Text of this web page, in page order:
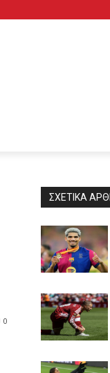
0
ΣΧΕΤΙΚΆ